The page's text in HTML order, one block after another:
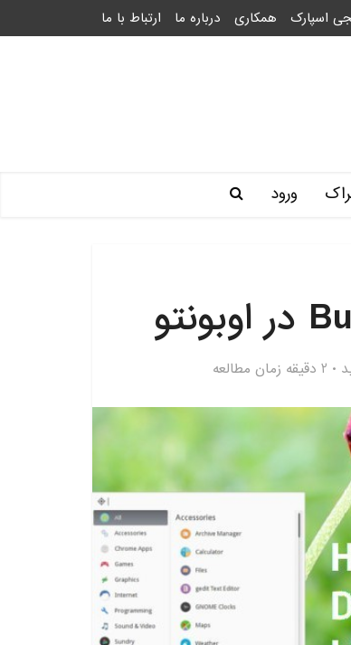
اسپارک همکاری درباره ما ارتباط با ما
ورود
2 دقیقه زمان مطالعه